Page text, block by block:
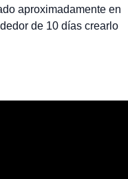
aproximadamente en
de 10 días crearlo